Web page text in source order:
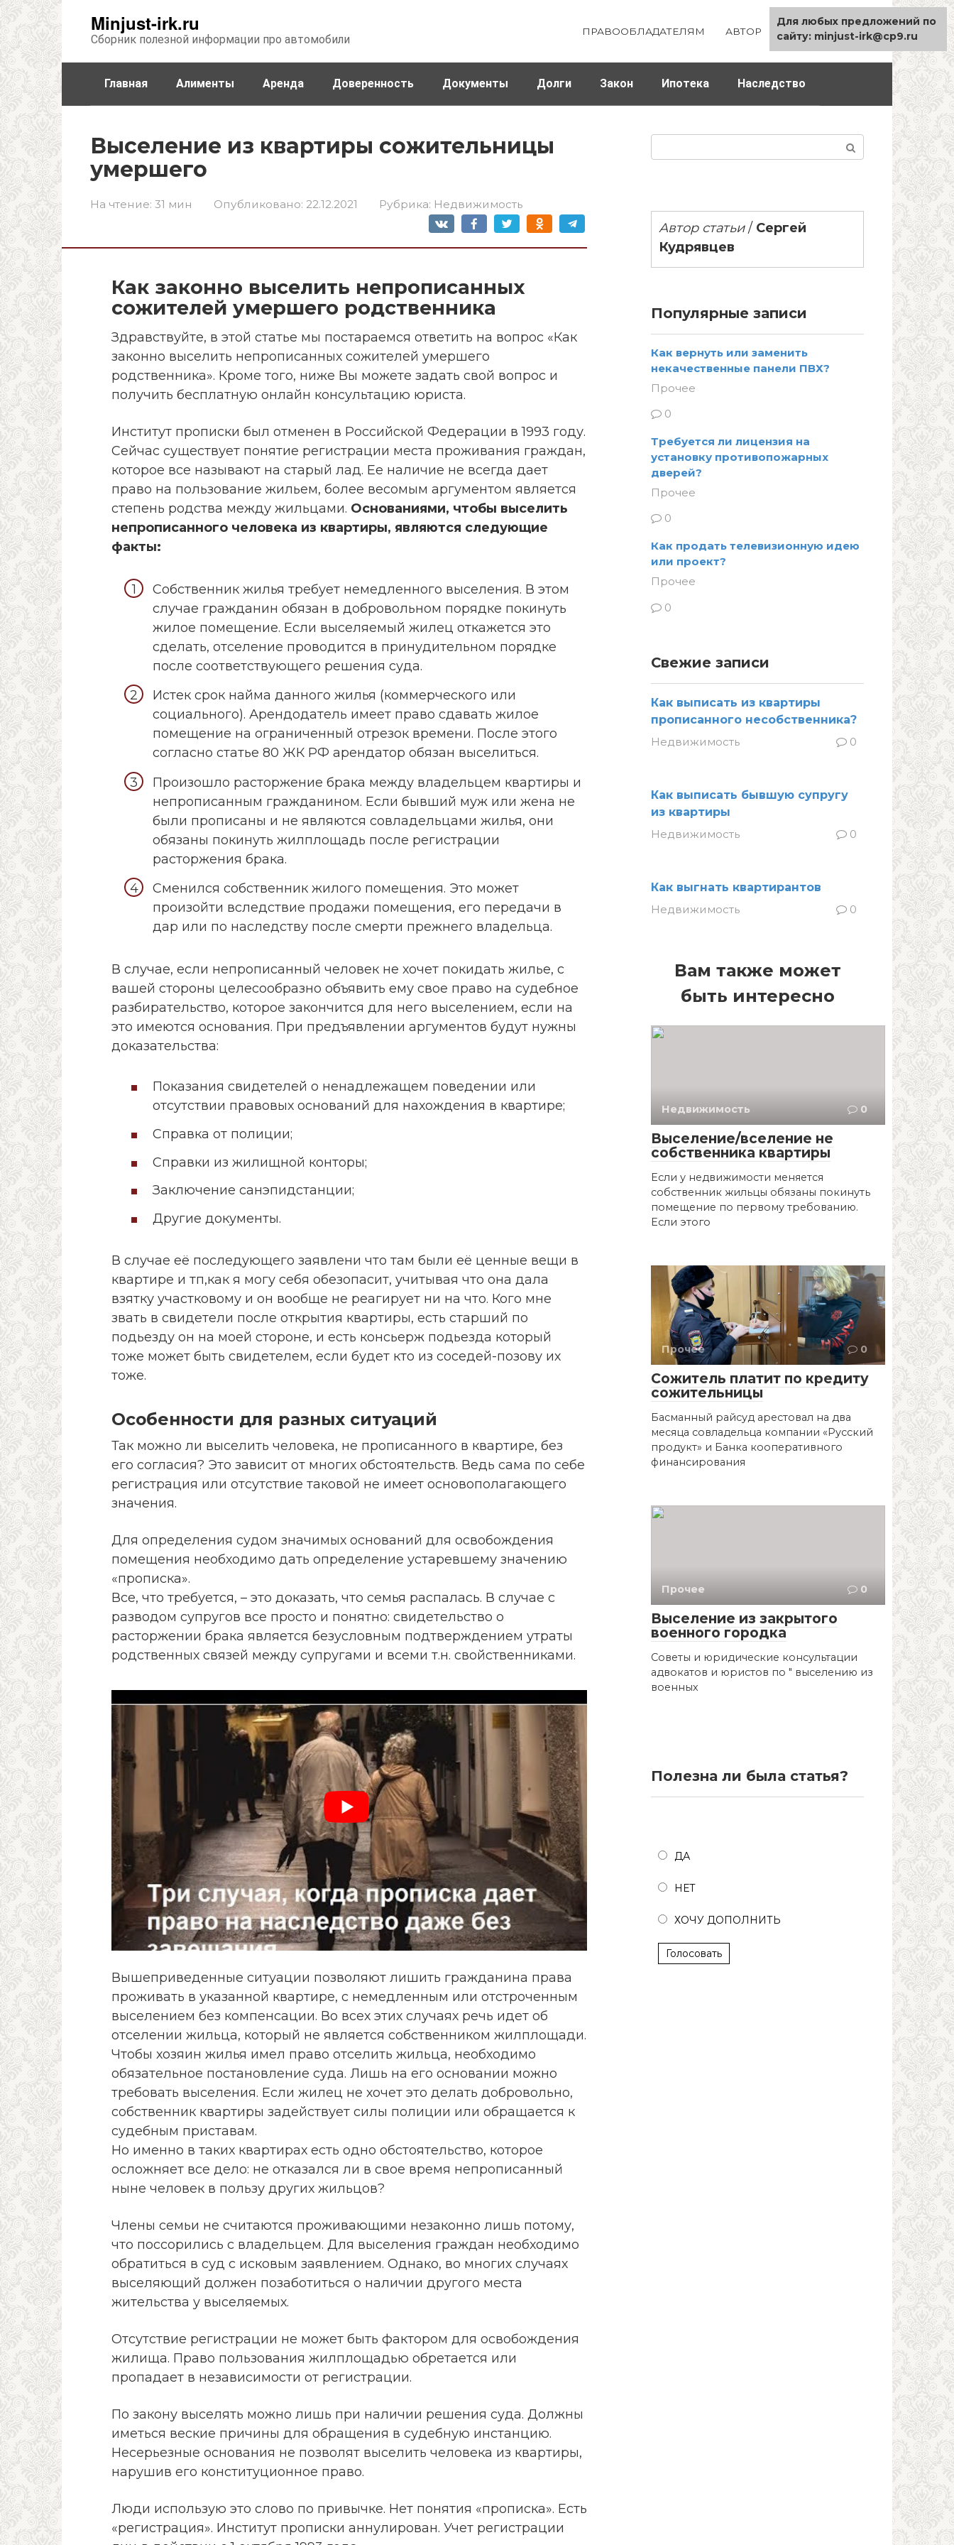
Minjust-irk.ru
Сборник полезной информации про автомобили
ПРАВООБЛАДАТЕЛЯМ АВТОР КАРТА САЙТА
Главная Алименты Аренда Доверенность Документы Долги Закон Ипотека Наследство
Выселение из квартиры сожительницы
умершего
На чтение: 31 мин Опубликовано: 22.12.2021 Рубрика: Недвижимость
Как законно выселить непрописанных
сожителей умершего родственника
Здравствуйте, в этой статье мы постараемся ответить на вопрос «Как
законно выселить непрописанных сожителей умершего
родственника». Кроме того, ниже Вы можете задать свой вопрос и
получить бесплатную онлайн консультацию юриста.
Институт прописки был отменен в Российской Федерации в 1993 году.
Сейчас существует понятие регистрации места проживания граждан,
которое все называют на старый лад. Ее наличие не всегда дает
право на пользование жильем, более весомым аргументом является
степень родства между жильцами. Основаниями, чтобы выселить
непрописанного человека из квартиры, являются следующие
факты:
Собственник жилья требует немедленного выселения. В этом
случае гражданин обязан в добровольном порядке покинуть
жилое помещение. Если выселяемый жилец откажется это
сделать, отселение проводится в принудительном порядке
после соответствующего решения суда.
Истек срок найма данного жилья (коммерческого или
социального). Арендодатель имеет право сдавать жилое
помещение на ограниченный отрезок времени. После этого
согласно статье 80 ЖК РФ арендатор обязан выселиться.
Произошло расторжение брака между владельцем квартиры и
непрописанным гражданином. Если бывший муж или жена не
были прописаны и не являются совладельцами жилья, они
обязаны покинуть жилплощадь после регистрации
расторжения брака.
Сменился собственник жилого помещения. Это может
произойти вследствие продажи помещения, его передачи в
дар или по наследству после смерти прежнего владельца.
В случае, если непрописанный человек не хочет покидать жилье, с
вашей стороны целесообразно объявить ему свое право на судебное
разбирательство, которое закончится для него выселением, если на
это имеются основания. При предъявлении аргументов будут нужны
доказательства:
Показания свидетелей о ненадлежащем поведении или
отсутствии правовых оснований для нахождения в квартире;
Справка от полиции;
Справки из жилищной конторы;
Заключение санэпидстанции;
Другие документы.
В случае её последующего заявлени что там были её ценные вещи в
квартире и тп,как я могу себя обезопасит, учитывая что она дала
взятку участковому и он вообще не реагирует ни на что. Кого мне
звать в свидетели после открытия квартиры, есть старший по
подьезду он на моей стороне, и есть консьерж подьезда который
тоже может быть свидетелем, если будет кто из соседей-позову их
тоже.
Особенности для разных ситуаций
Так можно ли выселить человека, не прописанного в квартире, без
его согласия? Это зависит от многих обстоятельств. Ведь сама по себе
регистрация или отсутствие таковой не имеет основополагающего
значения.
Для определения судом значимых оснований для освобождения
помещения необходимо дать определение устаревшему значению
«прописка».
Все, что требуется, – это доказать, что семья распалась. В случае с
разводом супругов все просто и понятно: свидетельство о
расторжении брака является безусловным подтверждением утраты
родственных связей между супругами и всеми т.н. свойственниками.
Вышеприведенные ситуации позволяют лишить гражданина права
проживать в указанной квартире, с немедленным или отстроченным
выселением без компенсации. Во всех этих случаях речь идет об
отселении жильца, который не является собственником жилплощади.
Чтобы хозяин жилья имел право отселить жильца, необходимо
обязательное постановление суда. Лишь на его основании можно
требовать выселения. Если жилец не хочет это делать добровольно,
собственник квартиры задействует силы полиции или обращается к
судебным приставам.
Но именно в таких квартирах есть одно обстоятельство, которое
осложняет все дело: не отказался ли в свое время непрописанный
ныне человек в пользу других жильцов?
Члены семьи не считаются проживающими незаконно лишь потому,
что поссорились с владельцем. Для выселения граждан необходимо
обратиться в суд с исковым заявлением. Однако, во многих случаях
выселяющий должен позаботиться о наличии другого места
жительства у выселяемых.
Отсутствие регистрации не может быть фактором для освобождения
жилища. Право пользования жилплощадью обретается или
пропадает в независимости от регистрации.
По закону выселять можно лишь при наличии решения суда. Должны
иметься веские причины для обращения в судебную инстанцию.
Несерьезные основания не позволят выселить человека из квартиры,
нарушив его конституционное право.
Люди использую это слово по привычке. Нет понятия «прописка». Есть
«регистрация». Институт прописки аннулирован. Учет регистрации
Автор статьи/ Сергей
Кудрявцев
Популярные записи
Как вернуть или заменить
некачественные панели ПВХ?
Прочее
0
Требуется ли лицензия на
установку противопожарных
дверей?
Прочее
0
Как продать телевизионную идею
или проект?
Прочее
0
Свежие записи
Как выписать из квартиры
прописанного несобственника?
Недвижимость
0
Как выписать бывшую супругу
из квартиры
Недвижимость
0
Как выгнать квартирантов
Недвижимость
0
Вам также может
быть интересно
Недвижимость 0
Выселение/вселение не
собственника квартиры
Если у недвижимости меняется
собственник жильцы обязаны покинуть
помещение по первому требованию.
Если этого
Прочее 0
Сожитель платит по кредиту
сожительницы
Басманный райсуд арестовал на два
месяца совладельца компании «Русский
продукт» и Банка кооперативного
финансирования
Прочее 0
Выселение из закрытого
военного городка
Советы и юридические консультации
адвокатов и юристов по " выселению из
военных
Полезна ли была статья?
ДА
НЕТ
ХОЧУ ДОПОЛНИТЬ
Голосовать
Для любых предложений по
сайту: minjust-irk@cp9.ru